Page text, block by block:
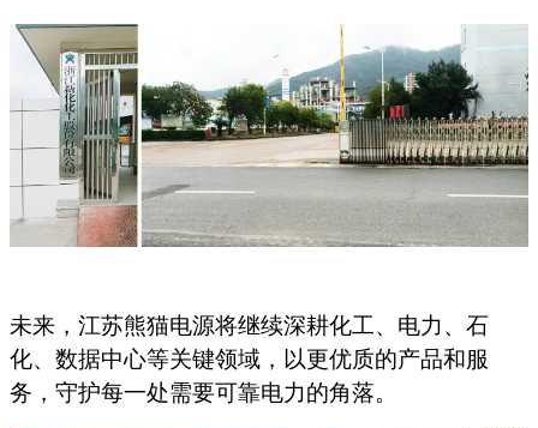
未来，江苏熊猫电源将继续深耕化工、电力、石
化、数据中心等关键领域，以更优质的产品和服
务，守护每一处需要可靠电力的角落。